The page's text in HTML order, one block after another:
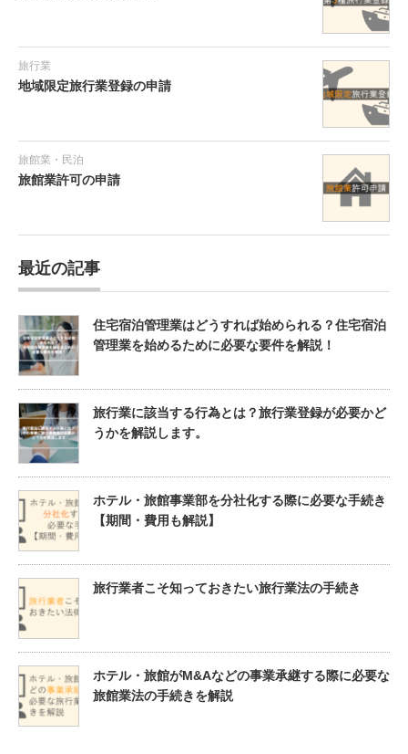
旅行業
地域限定旅行業登録の申請
旅館業・民泊
旅館業許可の申請
最近の記事
住宅宿泊管理業はどうすれば始められる？住宅宿泊
管理業を始めるために必要な要件を解説！
旅行業に該当する行為とは？旅行業登録が必要かど
うかを解説します。
ホテル・旅館事業部を分社化する際に必要な手続き
【期間・費用も解説】
旅行業者こそ知っておきたい旅行業法の手続き
ホテル・旅館がM&Aなどの事業承継する際に必要な
旅館業法の手続きを解説